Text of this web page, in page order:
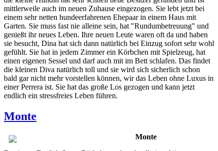
mittlerweile auch im neuen Zuhause eingezogen. Sie lebt jetzt bei
einem sehr netten hundeerfahrenen Ehepaar in einem Haus mit
Garten. Sie muss fast nie alleine sein, hat "Rundumbetreuung" und
genießt ihr neues Leben. Ihre neuen Leute waren oft da und haben
sie besucht, Dina hat sich dann natürlich bei Einzug sofort sehr wohl
gefühlt. Sie hat in jedem Zimmer ein Körbchen mit Spielzeug, hat
einen eigenen Sessel und darf auch mit im Bett schlafen. Das findet
die kleinen Diva natürlich toll und sie wird sich sicherlich schon
bald gar nicht mehr vorstellen können, wir das Leben ohne Luxus in
einer Perrera ist. Sie hat das große Los gezogen und kann jetzt
endlich ein stressfreies Leben führen.
Monte
Monte